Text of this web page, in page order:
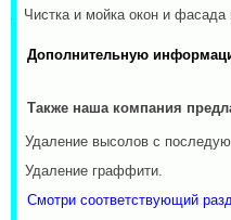
5. Чистка и мойка окон и
Дополнительную
Также наша компания
Удаление высолов с
Удаление граффити.
Смотри соответствующий